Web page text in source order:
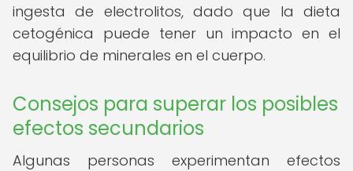
ingesta de electrolitos, dado que la dieta
cetogénica puede tener un impacto en el
equilibrio de minerales en el cuerpo.
Consejos para superar los posibles
efectos secundarios
Algunas personas experimentan efectos